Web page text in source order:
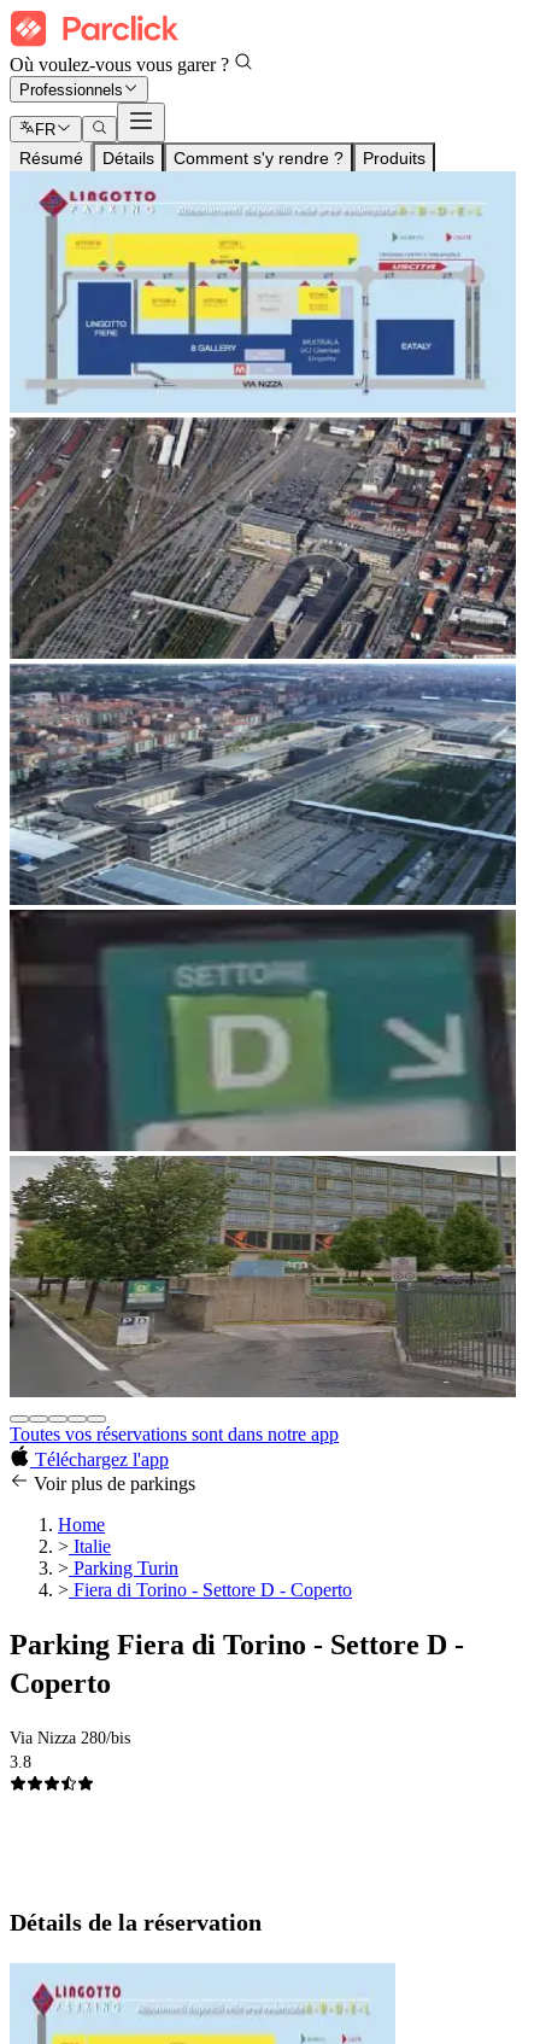
Où voulez-vous vous garer ?
Professionnels
FR
Résumé Détails Comment s'y rendre ? Produits
Toutes vos réservations sont dans notre app
Téléchargez l'app
Voir plus de parkings
Home
> Italie
> Parking Turin
> Fiera di Torino - Settore D - Coperto
Parking Fiera di Torino - Settore D -
Coperto
Via Nizza 280/bis
3.8
Détails de la réservation